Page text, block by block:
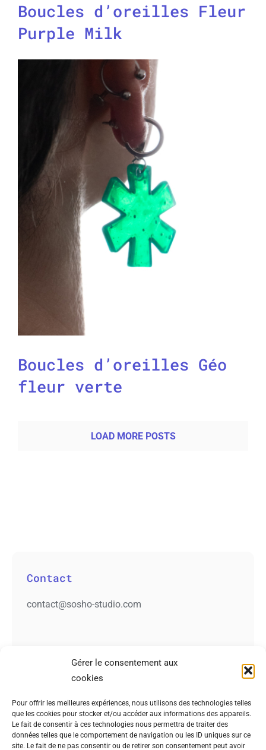
Gérer le consentement aux
cookies
Pour offrir les meilleures expériences, nous utilisons des technologies telles
que les cookies pour stocker et/ou accéder aux informations des appareils.
Le fait de consentir à ces technologies nous permettra de traiter des
données telles que le comportement de navigation ou les ID uniques sur ce
site. Le fait de ne pas consentir ou de retirer son consentement peut avoir
Boucles d’oreilles Fleur
Purple Milk
Boucles d’oreilles Géo
fleur verte
LOAD MORE POSTS
Contact
contact@sosho-studio.com